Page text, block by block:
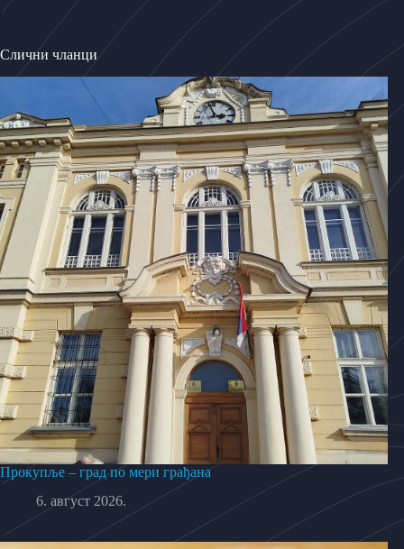
Слични чланци
Прокупље – град по мери грађана
6. август 2026.